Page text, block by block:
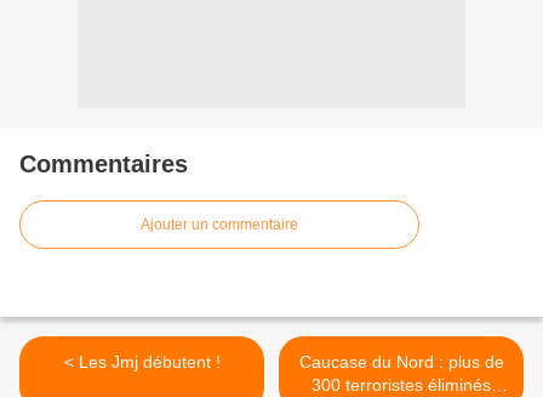
Commentaires
Ajouter un commentaire
< Les Jmj débutent !
Caucase du Nord : plus de
300 terroristes éliminés